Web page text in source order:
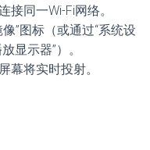
接同一Wi-Fi网络。
”图标（或通过“系统设
显示器”）。
幕将实时投射。